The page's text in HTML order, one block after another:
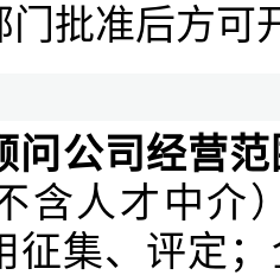
门批准后方可
问公司经营
含人才中介
征集、评定